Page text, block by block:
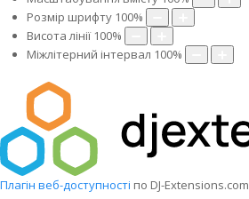
Розмір шрифту 100%
Висота лінії 100%
Міжлітерний інтервал 100%
Плагін веб-доступності по DJ-Extensions.com